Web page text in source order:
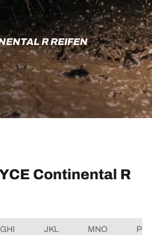
R REIFEN
Continental R
GHI JKL MNO